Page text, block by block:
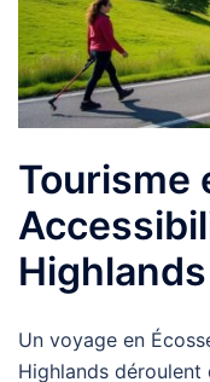
Tourisme
Un voyage en
Highlands